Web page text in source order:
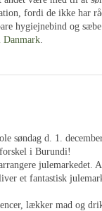
fordi de ikke har
hygiejnebind og
.
søndag d. 1.
i Burundi!
et fantastisk
lækker mad og